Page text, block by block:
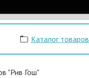
Каталог товаров
"Рив Гош"